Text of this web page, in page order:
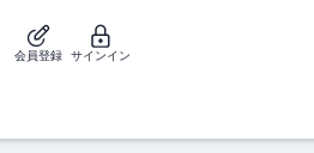
会員登録 サインイン